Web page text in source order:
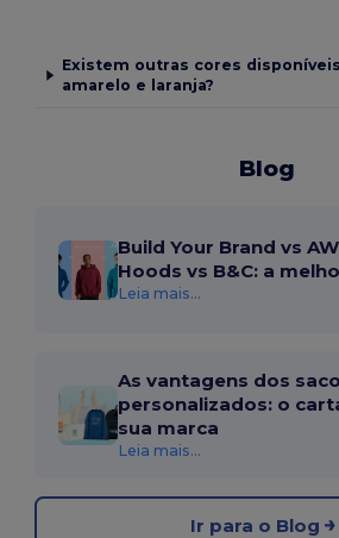
Existem outras cores
amarelo e laranja?
Blog
Build Your Brand vs
Hoods vs B&C: a
Leia mais...
As vantagens dos
personalizados: o
sua marca
Leia mais...
Ir para o Blog